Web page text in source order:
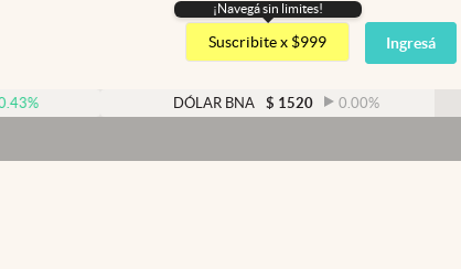
Argentina
España
USA
¡Navegá sin limites!
Suscribite x $999 Ingresá
DÓLAR BNA $ 1520 0.00%